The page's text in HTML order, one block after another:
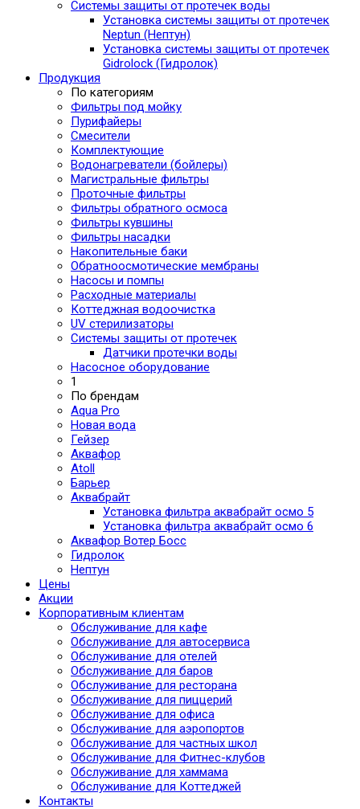
Системы защиты от протечек воды
Установка системы защиты от протечек
Neptun (Нептун)
Установка системы защиты от протечек
Gidrolock (Гидролок)
Продукция
По категориям
Фильтры под мойку
Пурифайеры
Смесители
Комплектующие
Водонагреватели (бойлеры)
Магистральные фильтры
Проточные фильтры
Фильтры обратного осмоса
Фильтры кувшины
Фильтры насадки
Накопительные баки
Обратноосмотические мембраны
Насосы и помпы
Расходные материалы
Коттеджная водоочистка
UV стерилизаторы
Системы защиты от протечек
Датчики протечки воды
Насосное оборудование
1
По брендам
Aqua Pro
Новая вода
Гейзер
Аквафор
Atoll
Барьер
Аквабрайт
Установка фильтра аквабрайт осмо 5
Установка фильтра аквабрайт осмо 6
Аквафор Вотер Босс
Гидролок
Нептун
Цены
Акции
Корпоративным клиентам
Обслуживание для кафе
Обслуживание для автосервиса
Обслуживание для отелей
Обслуживание для баров
Обслуживание для ресторана
Обслуживание для пиццерий
Обслуживание для офиса
Обслуживание для аэропортов
Обслуживание для частных школ
Обслуживание для Фитнес-клубов
Обслуживание для хаммама
Обслуживание для Коттеджей
Контакты